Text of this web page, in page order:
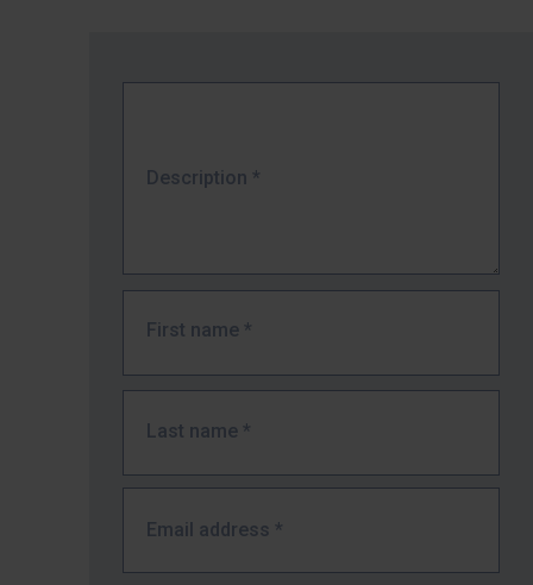
Description *
First name *
Last name *
Email address *